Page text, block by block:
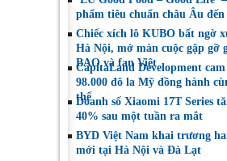
phẩm tiêu chuẩn châu Âu
Chiếc xích lô KUBO bất ngờ
Hà Nội, mở màn cuộc gặp gỡ
BAO và fan Việt
CapitaLand Development
98.000 đô la Mỹ đồng hành
thế
Doanh số Xiaomi 17T Series
40% sau một tuần ra mắt
BYD Việt Nam khai trương
mới tại Hà Nội và Đà Lạt